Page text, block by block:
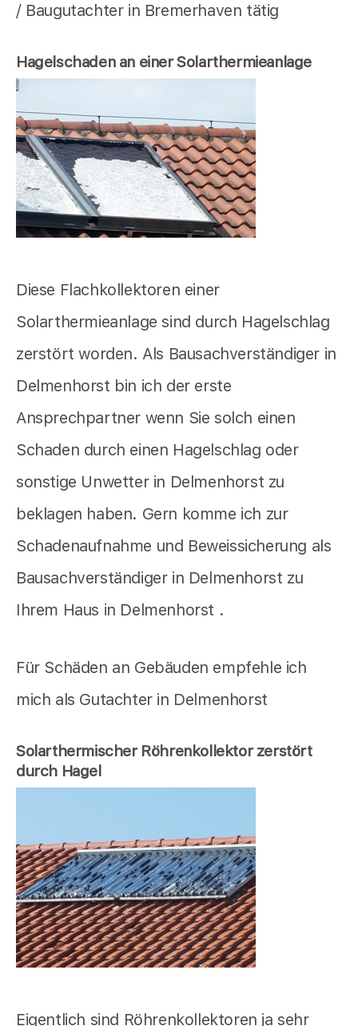
/ Baugutachter in Bremerhaven tätig
Hagelschaden an einer Solarthermieanlage
Diese Flachkollektoren einer
Solarthermieanlage sind durch Hagelschlag
zerstört worden. Als Bausachverständiger in
Delmenhorst bin ich der erste
Ansprechpartner wenn Sie solch einen
Schaden durch einen Hagelschlag oder
sonstige Unwetter in Delmenhorst zu
beklagen haben. Gern komme ich zur
Schadenaufnahme und Beweissicherung als
Bausachverständiger in Delmenhorst zu
Ihrem Haus in Delmenhorst .
Für Schäden an Gebäuden empfehle ich
mich als Gutachter in Delmenhorst
Solarthermischer Röhrenkollektor zerstört
durch Hagel
Eigentlich sind Röhrenkollektoren ja sehr